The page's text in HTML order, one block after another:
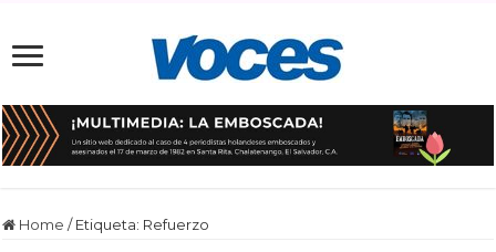
Home / Etiqueta: Refuerzo